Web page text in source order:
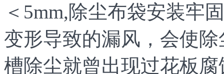
＜5mm,除尘布袋安装牢
变形导致的漏风，会使
槽除尘就曾出现过花板